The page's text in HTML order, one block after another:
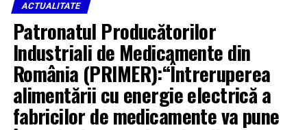
Această extindere marchează un pas important pentru
ARBOmedia, care își
diversifică oferta și răspunde astfel unei cereri tot mai
mari pentru soluții inovatoare
de comunicare adresate publicului din mediul gaming –
unul dintre cele mai dinamice
și în creștere segmente ale industriei digitale.
ACTUALITATE
Patronatul Producătorilor
Industriali de Medicamente din
România (PRIMER):“Întreruperea
alimentării cu energie electrică a
fabricilor de medicamente va pune